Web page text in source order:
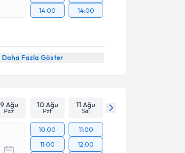
14:00
14:00
Daha Fazla Göster
9 Ağu
Paz
10 Ağu
Pzt
11 Ağu
Sal
10:00
11:00
11:00
12:00